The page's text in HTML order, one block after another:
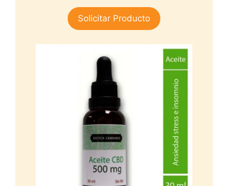
$25,000.
es:
$15,000.
1.
00
Solicitar Producto